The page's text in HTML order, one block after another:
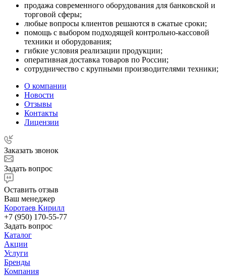
продажа современного оборудования для банковской и
торговой сферы;
любые вопросы клиентов решаются в сжатые сроки;
помощь с выбором подходящей контрольно-кассовой
техники и оборудования;
гибкие условия реализации продукции;
оперативная доставка товаров по России;
сотрудничество с крупными производителями техники;
О компании
Новости
Отзывы
Контакты
Лицензии
Заказать звонок
Задать вопрос
Оставить отзыв
Ваш менеджер
Коротаев Кирилл
+7 (950) 170-55-77
Задать вопрос
Каталог
Акции
Услуги
Бренды
Компания